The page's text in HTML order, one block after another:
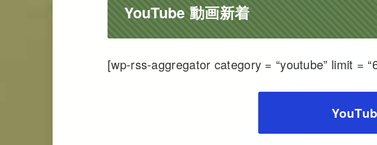
YouTube 動画新着
[wp-rss-aggregator category = “youtube” limit =